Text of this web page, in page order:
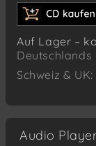
Auf Lager –
Deutschlands
Schweiz &
Audio